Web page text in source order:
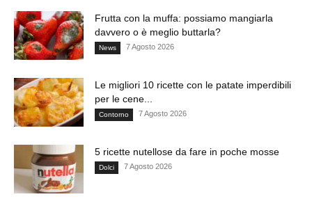
Frutta con la muffa: possiamo mangiarla
davvero o è meglio buttarla?
News 7 Agosto 2026
Le migliori 10 ricette con le patate imperdibili
per le cene...
Contorno 7 Agosto 2026
5 ricette nutellose da fare in poche mosse
Dolci 7 Agosto 2026